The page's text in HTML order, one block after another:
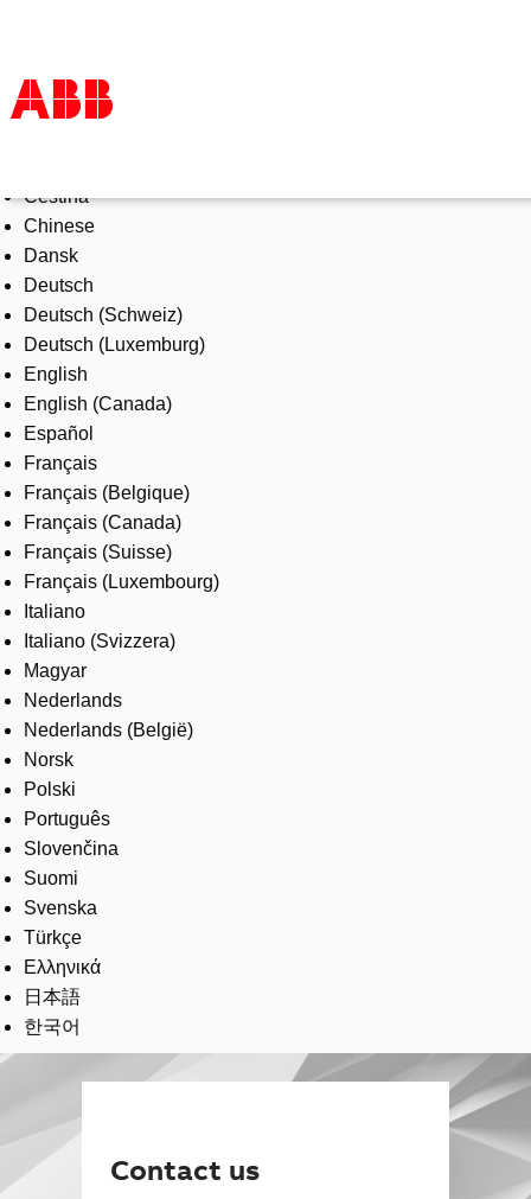
Products & Solutions
Industries
Services
About us
Where to buy
Contact us
Careers
Čeština
Chinese
Dansk
Deutsch
Deutsch (Schweiz)
Deutsch (Luxemburg)
English
English (Canada)
Español
Français
Français (Belgique)
Français (Canada)
Français (Suisse)
Français (Luxembourg)
Italiano
Italiano (Svizzera)
Magyar
Nederlands
Nederlands (België)
Norsk
Polski
Português
Slovenčina
Suomi
Svenska
Türkçe
Ελληνικά
日本語
한국어
Contact us